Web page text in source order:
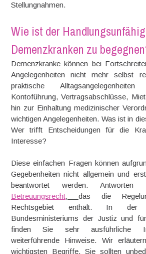
Stellungnahmen.
Wie ist der
Demenzkranken zu
Demenzkranke können bei
Angelegenheiten nicht mehr selbst
praktische
Kontoführung, Vertragsabschlüsse,
hin zur Einhaltung medizinischer
wichtigen Angelegenheiten. Was ist in
Wer trifft Entscheidungen für die
Interesse?
Diese einfachen Fragen können
Gegebenheiten nicht allgemein und
beantwortet werden.
Betreuungsrecht, das die
Rechtsgebiet enthält. In
Bundesministeriums der Justiz und
finden Sie sehr ausführliche
weiterführende Hinweise. Wir
wichtigsten Begriffe. Sie sollten